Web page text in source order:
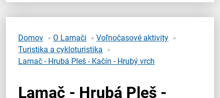
Samospráva
Miestny úrad
Domov O Lamači
Voľnočasové aktivity
Turistika a cykloturistika
Lamač - Hrubá Pleš - Kačín - Hrubý vrch
Lamač - Hrubá Pleš -